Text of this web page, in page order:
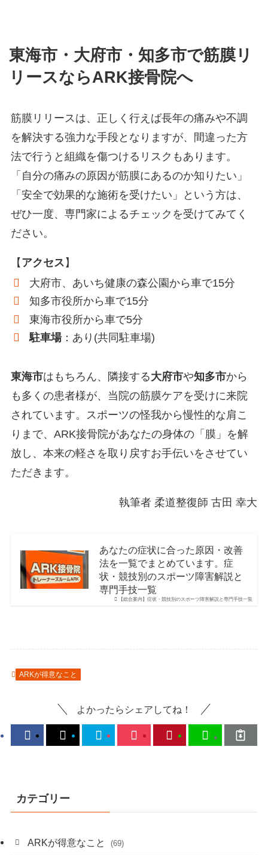
東海市・大府市・知多市で筋膜リ
リースならARK接骨院へ
筋膜リリースは、正しく行えば長年の痛みや不調
を解決する強力な手段となりますが、間違った方
法で行うと組織を傷つけるリスクもあります。
「自分の痛みの原因が筋膜にあるのか知りたい」
「安全で効果的な施術を受けたい」という方は、
ぜひ一度、専門家によるチェックを受けてみてく
ださい。
【 アクセス 】
大府市、あいち健康の森公園から車で15分
知多市役所から車で15分
東海市役所から車で5分
駐車場：あり(共同駐車場)
東海市はもちろん、隣接する大府市や知多市から
も多くの患者様が、当院の筋膜ケアを受けに来院
されています。スポーツの怪我から慢性的な肩こ
りまで、ARK接骨院があなたの身体の「膜」を解
放し、本来の軽さを取り戻すお手伝いをさせてい
ただきます。
執筆者 柔道整復師 古田 幸大
【総合案内】症状・競技別のスポーツ障害解説と専門手技一覧
あなたの症状に合った原因・改善
法を一覧でまとめています。症
状・競技別のスポーツ障害解説と
専門手技一覧
ARKが得意なこと
よかったらシェアしてね！
カテゴリー
ARKが得意なこと (69)